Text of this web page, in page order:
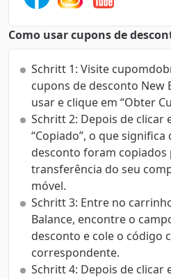
Como usar cupons de
Schritt 1: Visite
cupons de desconto New
usar e clique em “Obter
Schritt 2: Depois de clicar
“Copiado”, o que
desconto foram copiados
transferência do seu
móvel.
Schritt 3: Entre no
Balance, encontre o
desconto e cole o código
correspondente.
Schritt 4: Depois de clicar